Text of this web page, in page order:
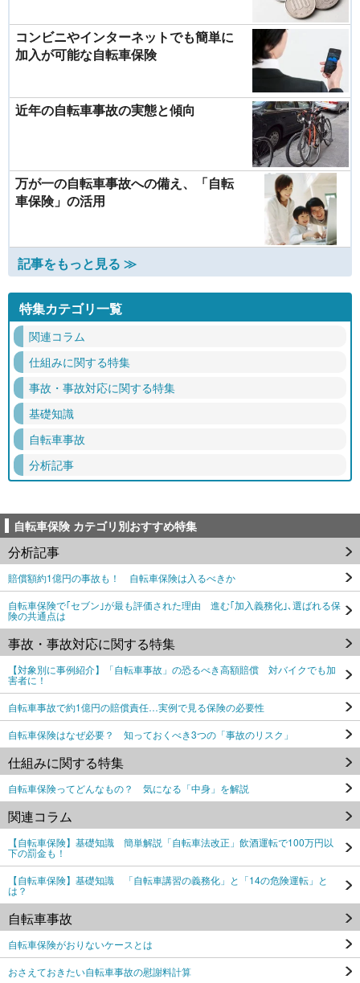
コンビニやインターネットでも簡単に
加入が可能な自転車保険
近年の自転車事故の実態と傾向
万が一の自転車事故への備え、「自転
車保険」の活用
記事をもっと見る ≫
特集カテゴリ一覧
関連コラム
仕組みに関する特集
事故・事故対応に関する特集
基礎知識
自転車事故
分析記事
自転車保険 カテゴリ別おすすめ特集
分析記事
賠償額約1億円の事故も！ 自転車保険は入るべきか
自転車保険で｢セブン｣が最も評価された理由 進む｢加入義務化｣､選ばれる保
険の共通点は
事故・事故対応に関する特集
【対象別に事例紹介】「自転車事故」の恐るべき高額賠償 対バイクでも加
害者に！
自転車事故で約1億円の賠償責任…実例で見る保険の必要性
自転車保険はなぜ必要？ 知っておくべき3つの「事故のリスク」
仕組みに関する特集
自転車保険ってどんなもの？ 気になる「中身」を解説
関連コラム
【自転車保険】基礎知識 簡単解説「自転車法改正」飲酒運転で100万円以
下の罰金も！
【自転車保険】基礎知識 「自転車講習の義務化」と「14の危険運転」と
は？
自転車事故
自転車保険がおりないケースとは
おさえておきたい自転車事故の慰謝料計算